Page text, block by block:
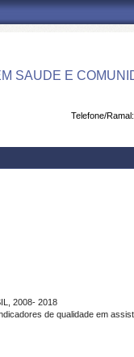
SAUDE E
Telefone/Ramal:
2008- 2018
de qualidade em